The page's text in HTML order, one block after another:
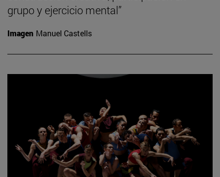
grupo y ejercicio mental”
Imagen Manuel Castells